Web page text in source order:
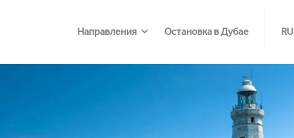
Направления Остановка в Дубае RU